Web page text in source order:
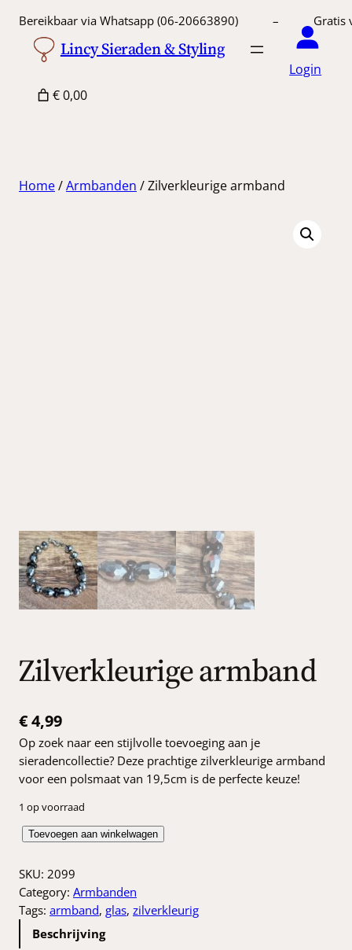
GaBereikbaar via Whatsapp (06-20663890) –
Lincy Sieraden & Styling
Login
€ 0,00
Home/Armbanden / Zilverkleurige armband
Zilverkleurige armband
€4,99
Op zoek naar een stijlvolle toevoeging aan je
sieradencollectie? Deze prachtige zilverkleurige armband
voor een polsmaat van 19,5cm is de perfecte keuze!
1 op voorraad
Z
l
v
e
r
Toevoegen aan winkelwagen
SKU: 2099
Category: Armbanden
Tags: armband, glas, zilverkleurig
Beschrijving